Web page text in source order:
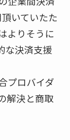
いていたた
よりそうに
な決済支援
プロバイダ
解決と商取